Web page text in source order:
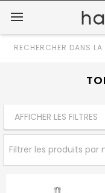
Rechercher
AFFICHER LES FILTRES